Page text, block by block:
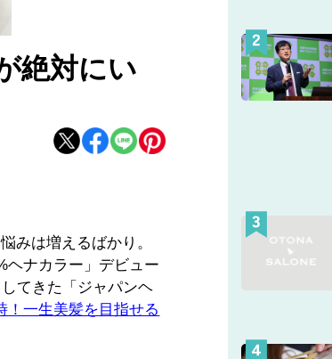
絶対にい
みは増えるばかり。
ヘナカラー」デビュー
てきた「ジャパンヘ
！一生美髪を目指せる